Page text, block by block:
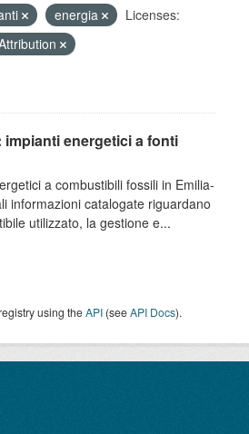
energia
Licenses:
impianti energetici a fonti
a combustibili fossili in Emilia-
informazioni catalogate riguardano
utilizzato, la gestione e...
using theAPI (seeAPI Docs).